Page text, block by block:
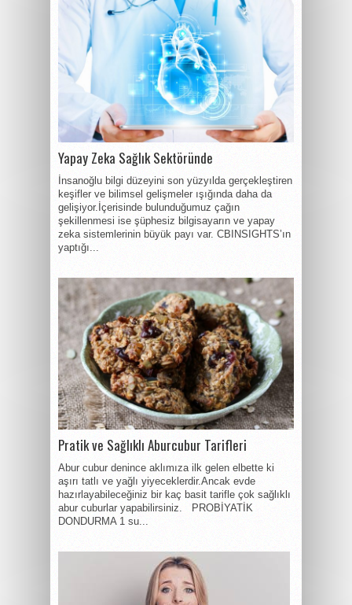
Yapay Zeka Sağlık Sektöründe
İnsanoğlu bilgi düzeyini son yüzyılda gerçekleştiren
keşifler ve bilimsel gelişmeler ışığında daha da
gelişiyor.İçerisinde bulunduğumuz çağın
şekillenmesi ise şüphesiz bilgisayarın ve yapay
zeka sistemlerinin büyük payı var. CBINSIGHTS’ın
yaptığı...
Pratik ve Sağlıklı Aburcubur Tarifleri
Abur cubur denince aklımıza ilk gelen elbette ki
aşırı tatlı ve yağlı yiyeceklerdir.Ancak evde
hazırlayabileceğiniz bir kaç basit tarifle çok sağlıklı
abur cuburlar yapabilirsiniz. PROBİYATİK
DONDURMA 1 su...